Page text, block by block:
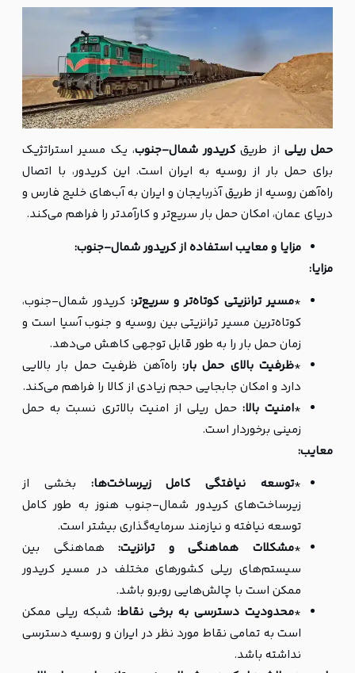
حمل ریلی از طریق کریدور شمال-جنوب، یک مسیر استراتژیک
برای حمل بار از روسیه به ایران است. این کریدور، با اتصال
راه‌آهن روسیه از طریق آذربایجان و ایران به آب‌های خلیج فارس و
دریای عمان، امکان حمل بار سریع‌تر و کارآمدتر را فراهم می‌کند.
مزایا و معایب استفاده از کریدور شمال-جنوب:
مزایا:
*مسیر ترانزیتی کوتاه‌تر و سریع‌تر: کریدور شمال-جنوب،
کوتاه‌ترین مسیر ترانزیتی بین روسیه و جنوب آسیا است و
زمان حمل بار را به طور قابل توجهی کاهش می‌دهد.
*ظرفیت بالای حمل بار: راه‌آهن ظرفیت حمل بار بالایی
دارد و امکان جابجایی حجم زیادی از کالا را فراهم می‌کند.
*امنیت بالا: حمل ریلی از امنیت بالاتری نسبت به حمل
زمینی برخوردار است.
معایب:
*توسعه نیافتگی کامل زیرساخت‌ها: بخشی از
زیرساخت‌های کریدور شمال-جنوب هنوز به طور کامل
توسعه نیافته و نیازمند سرمایه‌گذاری بیشتر است.
*مشکلات هماهنگی و ترانزیت:هماهنگی بین
سیستم‌های ریلی کشورهای مختلف در مسیر کریدور
ممکن است با چالش‌هایی روبرو باشد.
*محدودیت دسترسی به برخی نقاط: شبکه ریلی ممکن
است به تمامی نقاط مورد نظر در ایران و روسیه دسترسی
نداشته باشد.